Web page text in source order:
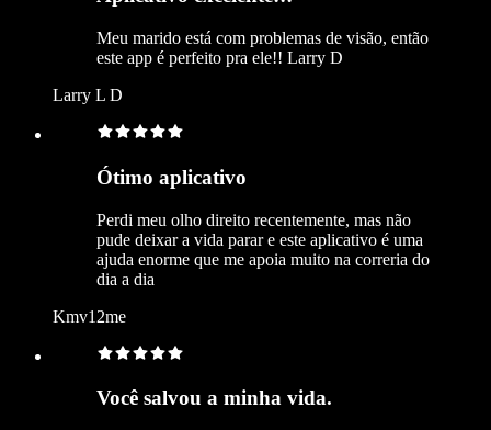
Meu marido está com problemas de visão, então
este app é perfeito pra ele!! Larry D
Larry L D
Ótimo aplicativo
Perdi meu olho direito recentemente, mas não
pude deixar a vida parar e este aplicativo é uma
ajuda enorme que me apoia muito na correria do
dia a dia
Kmv12me
Você salvou a minha vida.